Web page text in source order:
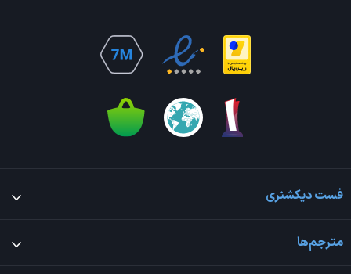
فست دیکشنری
مترجم‌ها